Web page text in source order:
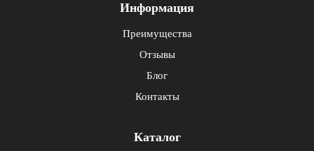
Информация
Преимущества
Отзывы
Блог
Контакты
Каталог